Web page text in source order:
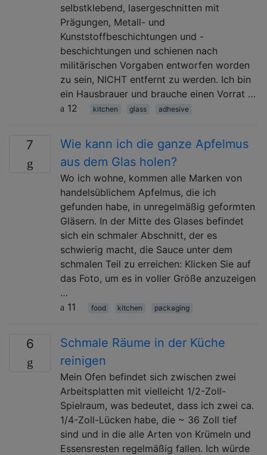
selbstklebend, lasergeschnitten mit
Prägungen, Metall- und
Kunststoffbeschichtungen und -
beschichtungen und schienen nach
militärischen Vorgaben entworfen worden
zu sein, NICHT entfernt zu werden. Ich bin
ein Hausbrauer und brauche einen Vorrat …
12
kitchen glass adhesive
7
Wie kann ich die ganze Apfelmus
aus dem Glas holen?
Wo ich wohne, kommen alle Marken von
handelsüblichem Apfelmus, die ich
gefunden habe, in unregelmäßig geformten
Gläsern. In der Mitte des Glases befindet
sich ein schmaler Abschnitt, der es
schwierig macht, die Sauce unter dem
schmalen Teil zu erreichen: Klicken Sie auf
das Foto, um es in voller Größe anzuzeigen
…
11
food kitchen packaging
6
Schmale Räume in der Küche
reinigen
Mein Ofen befindet sich zwischen zwei
Arbeitsplatten mit vielleicht 1/2-Zoll-
Spielraum, was bedeutet, dass ich zwei ca.
1/4-Zoll-Lücken habe, die ~ 36 Zoll tief
sind und in die alle Arten von Krümeln und
Essensresten regelmäßig fallen. Ich würde